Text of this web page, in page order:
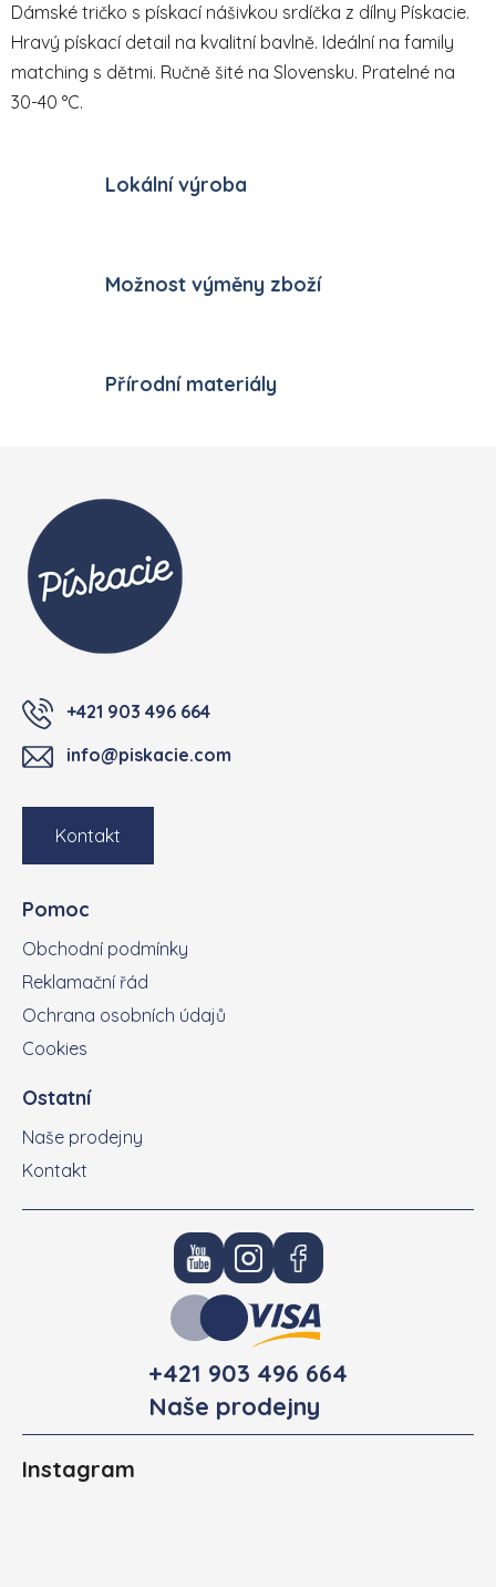
Dámské tričko s pískací nášivkou srdíčka z dílny Pískacie.
Hravý pískací detail na kvalitní bavlně. Ideální na family
matching s dětmi. Ručně šité na Slovensku. Pratelné na
30-40 °C.
Lokální výroba
Možnost výměny zboží
Přírodní materiály
+421 903 496 664
info@piskacie.com
Kontakt
Pomoc
Obchodní podmínky
Reklamační řád
Ochrana osobních údajů
Cookies
Ostatní
Naše prodejny
Kontakt
+421 903 496 664
Naše prodejny
Instagram